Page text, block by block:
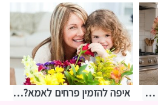
פרחים שמתאימים למטבח – איך לבחור משהו שמחזיק מעמד בתנאים מאתגרים איפה להזמין פרחים לאמא? אצלנו בחנות שושי רגעים של פרחים